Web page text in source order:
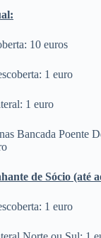
10 euros
1 euro
1 euro
Bancada Poente
de Sócio (até
1 euro